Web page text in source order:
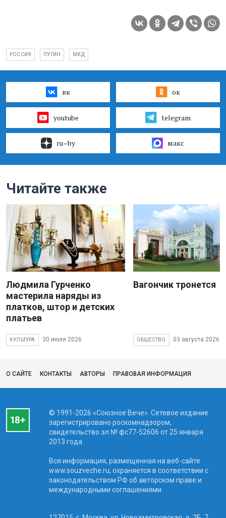
РОССИЯ ПУТИН МИД
вк ок
youtube telegram
ru–by макс
Читайте также
Людмила Гурченко
мастерила наряды из
платков, штор и детских
платьев
КУЛЬТУРА 30 июля 2026
Вагончик тронется
ОБЩЕСТВО 03 августа 2026
О САЙТЕ КОНТАКТЫ АВТОРЫ ПРАВОВАЯ ИНФОРМАЦИЯ
© 1991-2026 «Союзное Вече». Сетевое издание
зарегистрировано роскомнадзором,
свидетельство эл № фc77-52606 от 25 января
2013 года.
Вся информация, размещенная на веб-сайте
www.souzveche.ru, охраняется в соответствии с
законодательством РФ об авторском праве и
международными соглашениями.